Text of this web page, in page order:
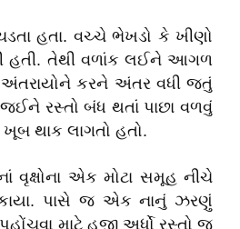
હતા. વચ્ચે ભેખડો કે ખીણો
હતી. તેથી વળાંક લઈને આગળ
કરને અંતર વધી જતું
રસ્તો બંધ થતાં પાછા વળવું
થાક લાગતો હતો.
વૃક્ષોના એક મોટા સમૂહ નીચે
પાસે જ એક નાનું ઝરણું
માટે હજી અર્ધો રસ્તો જ